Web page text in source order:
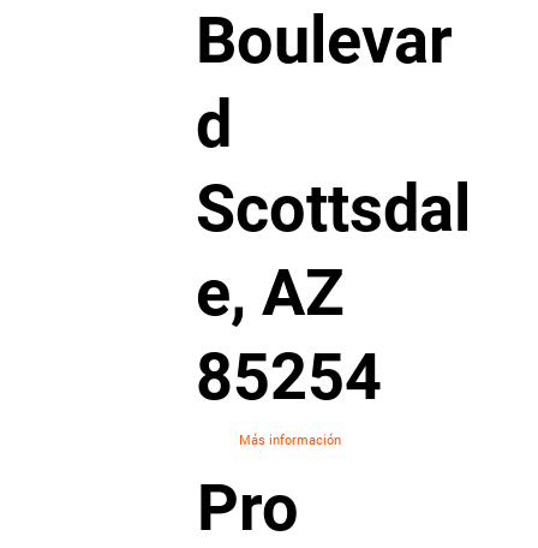
Pro
Boulevar
d
Scottsdal
e, AZ
85254
Más información